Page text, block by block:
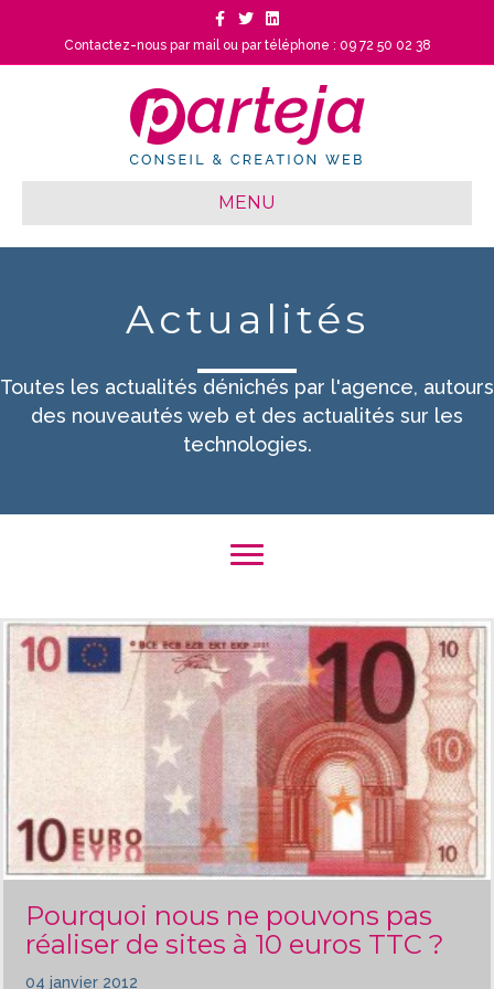
Facebook
TwitterLinkedin
Contactez-nous par mailou par téléphone : 09 72 50 02 38
MENU
Actualités
Toutes les actualités dénichés par l'agence, autours
des nouveautés web et des actualités sur les
technologies.
Pourquoi nous ne pouvons pas
réaliser de sites à 10 euros TTC ?
04 janvier 2012